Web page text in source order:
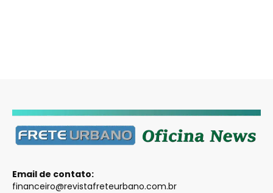
Email de contato:
financeiro@revistafreteurbano.com.br